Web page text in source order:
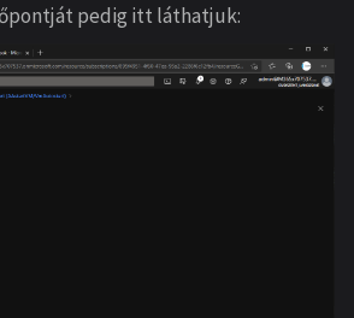
pedig itt láthatjuk: